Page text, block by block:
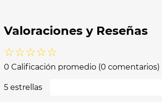
☆☆☆☆☆
0 Calificación promedio (0 comentarios)
5 estrellas